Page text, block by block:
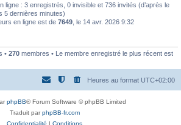
ligne : 3 enregistrés, 0 invisible et 736 invités (d’après le
5 dernières minutes)
en ligne est de 7649 , le 14 avr. 2026 9:32
• 270 membres • Le membre enregistré le plus récent est
Heures au format UTC+02:00
phpBB® Forum Software © phpBB Limited
Traduit parphpBB-fr.com
Confidentialité | Conditions